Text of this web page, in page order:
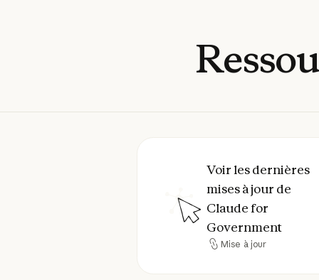
Voir les dernières
Voir les dernières
mises à jour de
Claude for
Government
Mise à jour
Mise à jour